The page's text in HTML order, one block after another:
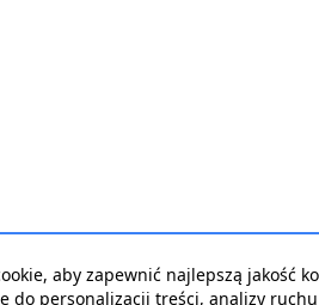
aby zapewnić najlepszą jakość
do personalizacji treści, analizy